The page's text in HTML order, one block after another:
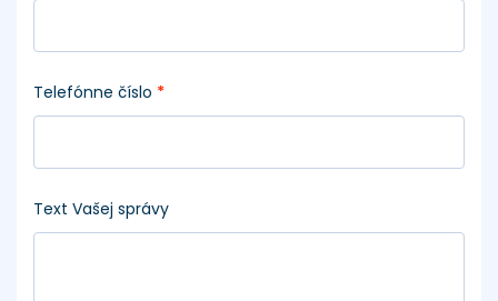
Telefónne číslo *
Text Vašej správy